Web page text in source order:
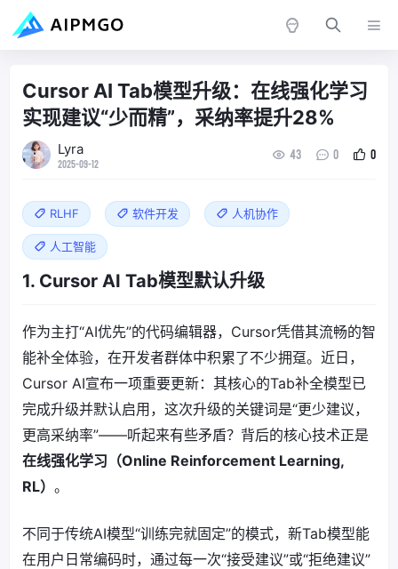
Cursor AI Tab模型升级：在线强化学习
实现建议“少而精”，采纳率提升28%
Lyra
2025-09-12
43 0 0
RLHF 软件开发 人机协作
人工智能
1. Cursor AI Tab模型默认升级
作为主打“AI优先”的代码编辑器，Cursor凭借其流畅的智
能补全体验，在开发者群体中积累了不少拥趸。近日，
Cursor AI宣布一项重要更新：其核心的Tab补全模型已
完成升级并默认启用，这次升级的关键词是“更少建议，
更高采纳率”——听起来有些矛盾？背后的核心技术正是
在线强化学习（Online Reinforcement Learning,
RL） 。
不同于传统AI模型“训练完就固定”的模式，新Tab模型能
在用户日常编码时，通过每一次“接受建议”或“拒绝建议”